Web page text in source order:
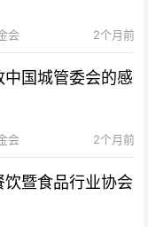
会 2个月前
中国城管委会的感
会 2个月前
饮暨食品行业协会